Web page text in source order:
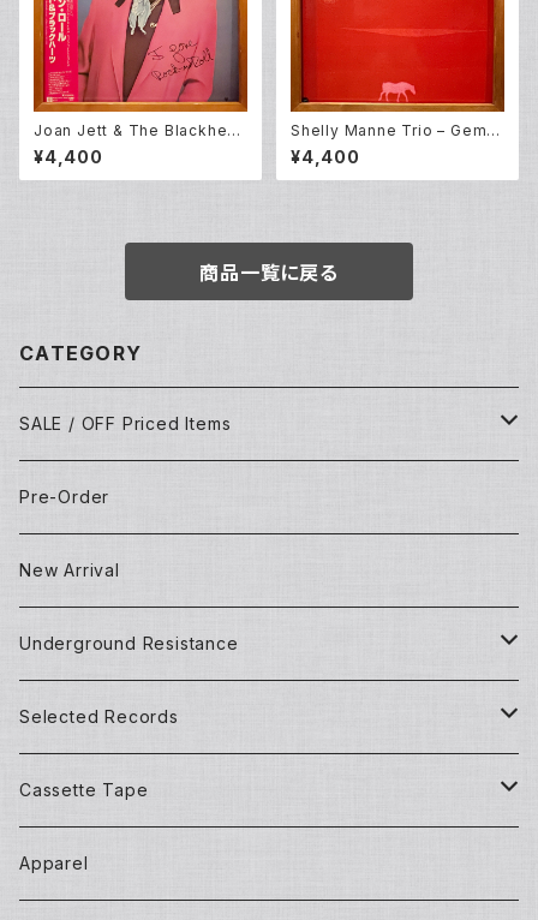
Joan Jett & The Blackhear
ts – I Love Rock 'N Roll (L
P)
¥4,400
Shelly Manne Trio – Gemin
i Three (LP)
¥4,400
商品一覧に戻る
CATEGORY
SALE / OFF Priced Items
Dead Stocks
Techno/House/Dance Music
Used Items
Techno/House/Dance Music
Pre-Order
New Arrival
Underground Resistance
New Records
Used Records
Goods and Apparel
Selected Records
New Records
Detroit Techno / House
Dead Stock (New) Records
Cassette Tape
Mixtape
Apparel